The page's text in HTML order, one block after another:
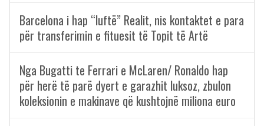
Barcelona i hap “luftë” Realit, nis kontaktet e para
për transferimin e fituesit të Topit të Artë
Nga Bugatti te Ferrari e McLaren/ Ronaldo hap
për herë të parë dyert e garazhit luksoz, zbulon
koleksionin e makinave që kushtojnë miliona euro